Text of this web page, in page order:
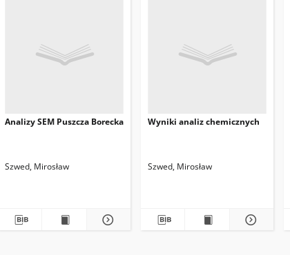
Analizy SEM Puszcza Borecka
Szwed, Mirosław
Wyniki analiz chemicznych
Szwed, Mirosław